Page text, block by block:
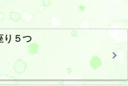
り５つ